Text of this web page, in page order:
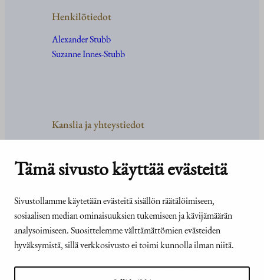
Tämä sivusto käyttää evästeitä
Sivustollamme käytetään evästeitä sisällön räätälöimiseen,
sosiaalisen median ominaisuuksien tukemiseen ja kävijämäärän
analysoimiseen. Suosittelemme välttämättömien evästeiden
hyväksymistä, sillä verkkosivusto ei toimi kunnolla ilman niitä.
Henkilötiedot
Alexander Stubb
Suzanne Innes-Stubb
Kanslia ja yhteystiedot
Tehtävät ja organisaatio
Medialle
© Tasavallan presidentin
kanslia 2026
Presidentti.fi-sivuston
saavutettavuusseloste